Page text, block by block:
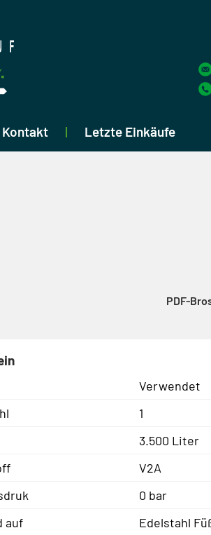
Kontakt Letzte Einkäufe
PDF-
Verwendet
1
3.500 Liter
V2A
0 bar
auf
Edelstahl